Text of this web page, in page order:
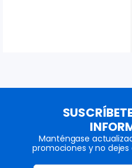
Manténgase
promociones y no dejes